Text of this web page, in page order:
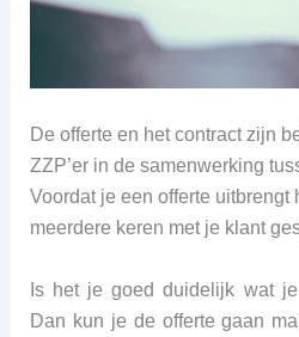
De offerte en het contract zijn
ZZP’er in de samenwerking
Voordat je een offerte uitbrengt
meerdere keren met je klant
Is het je goed duidelijk wat
Dan kun je de offerte gaan